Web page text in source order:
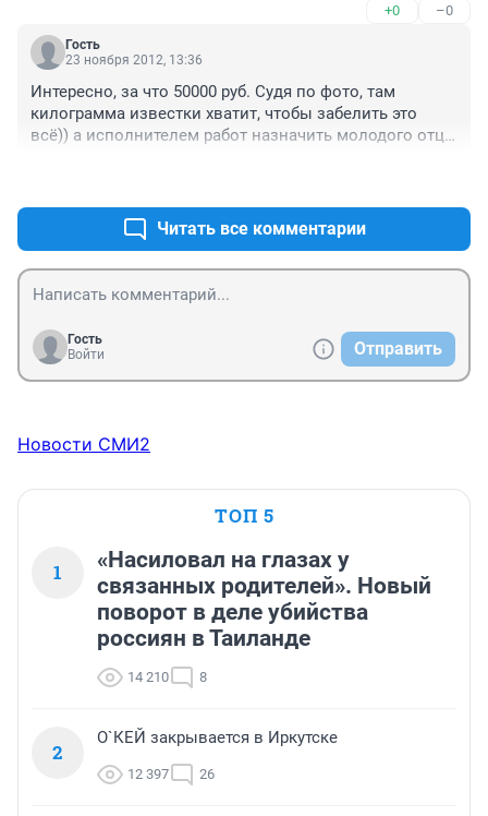
после выпусков, дети двух слов связать не могут
зато краской по стенам "СПАСИБО".
Правильно оштафовали, другим наукой будет .
+0 –0
Гость
23 ноября 2012, 13:36
Интересно, за что 50000 руб. Судя по фото, там
килограмма известки хватит, чтобы забелить это
всё)) а исполнителем работ назначить молодого отца
Читать все комментарии
Гость
Войти
Отправить
Новости СМИ2
ТОП 5
1
«Насиловал на глазах у
связанных родителей». Новый
поворот в деле убийства
россиян в Таиланде
14 210 8
2
О`КЕЙ закрывается в Иркутске
12 397 26